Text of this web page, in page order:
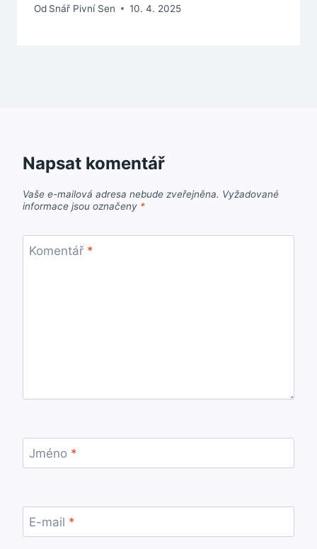
Od Snář Pivní Sen 10. 4. 2025
Napsat komentář
Vaše e-mailová adresa nebude zveřejněna. Vyžadované
informace jsou označeny *
Komentář *
Jméno *
E-mail *